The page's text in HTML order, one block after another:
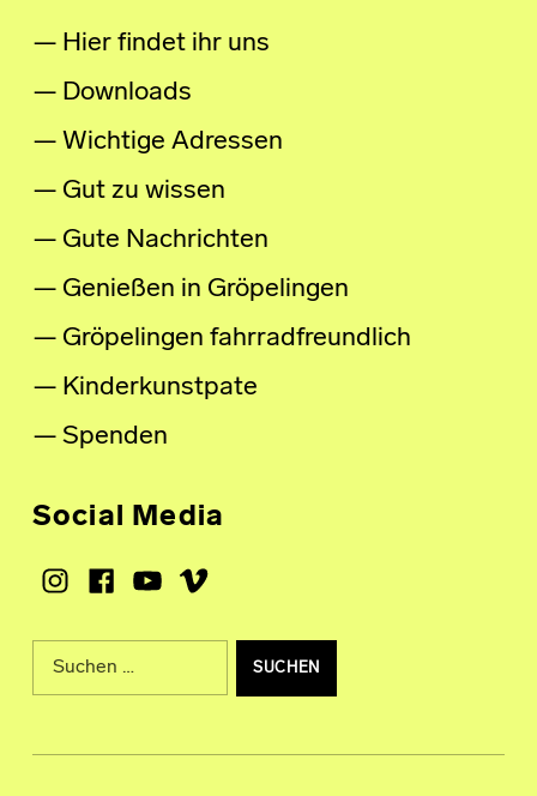
Hier findet ihr uns
Downloads
Wichtige Adressen
Gut zu wissen
Gute Nachrichten
Genießen in Gröpelingen
Gröpelingen fahrradfreundlich
Kinderkunstpate
Spenden
Social Media
Instagram
Facebook
Youtube
Vimeo
Suche nach: